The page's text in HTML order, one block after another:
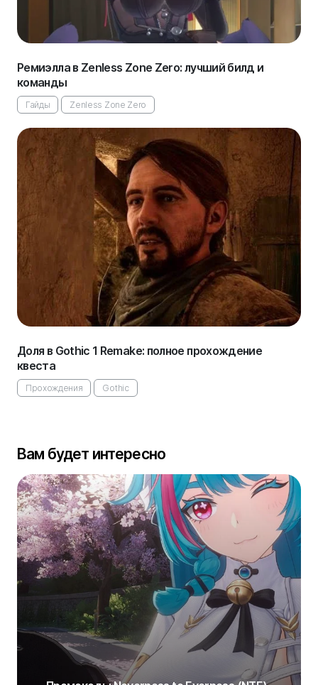
Ремиэлла в Zenless Zone Zero: лучший билд и
команды
Гайды Zenless Zone Zero
Доля в Gothic 1 Remake: полное прохождение
квеста
Прохождения Gothic
Вам будет интересно